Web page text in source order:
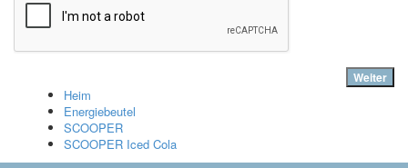
Weiter
Heim
Energiebeutel
SCOOPER
SCOOPER Iced Cola